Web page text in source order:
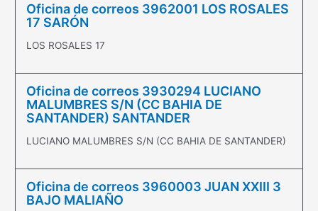
Oficina de correos 3962001 LOS ROSALES
17 SARÓN
LOS ROSALES 17
Oficina de correos 3930294 LUCIANO
MALUMBRES S/N (CC BAHIA DE
SANTANDER) SANTANDER
LUCIANO MALUMBRES S/N (CC BAHIA DE SANTANDER)
Oficina de correos 3960003 JUAN XXIII 3
BAJO MALIAÑO